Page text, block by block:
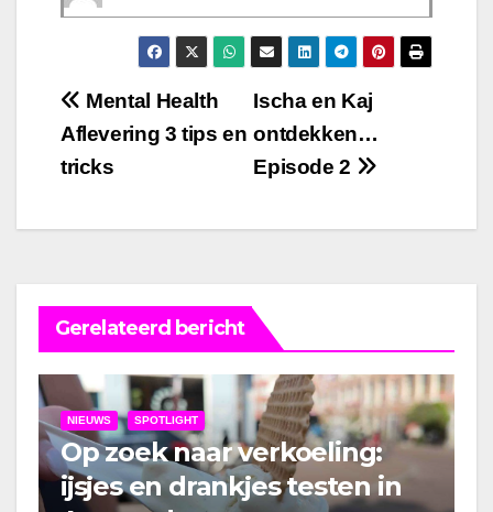
Bericht
navigatie
Ischa en Kaj
ontdekken…
Episode 2
Mental Health
Aflevering 3 tips en
tricks
Gerelateerd bericht
NIEUWS SPOTLIGHT
Op zoek naar verkoeling:
ijsjes en drankjes testen in